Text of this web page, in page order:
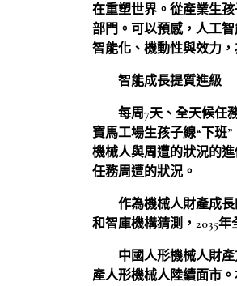
在重塑世界。從產業生
部門。可以預感，人工
智能化、機動性與效力
智能成長提質進級
每周7天、全天候任
寶馬工場生孩子線“下班
機械人與周遭的狀況的
任務周遭的狀況。
作為機械人財產成
和智庫機構猜測，2035
中國人形機械人財
產人形機械人陸續面市